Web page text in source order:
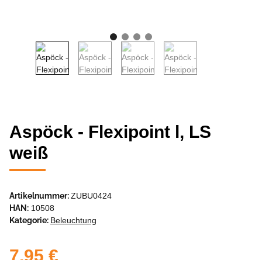
Aspöck - Flexipoint l, LS
weiß
Artikelnummer:ZUBU0424
HAN: 10508
Kategorie: Beleuchtung
7,95 €